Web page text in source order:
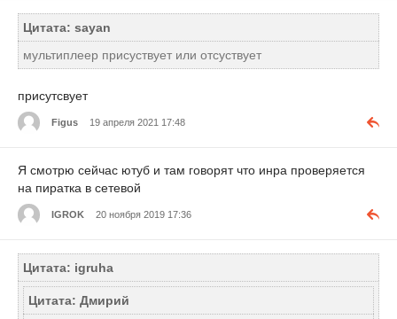
Цитата: sayan
мультиплеер присуствует или отсуствует
присутсвует
Figus 19 апреля 2021 17:48
Я смотрю сейчас ютуб и там говорят что инра проверяется
на пиратка в сетевой
IGROK 20 ноября 2019 17:36
Цитата: igruha
Цитата: Дмирий